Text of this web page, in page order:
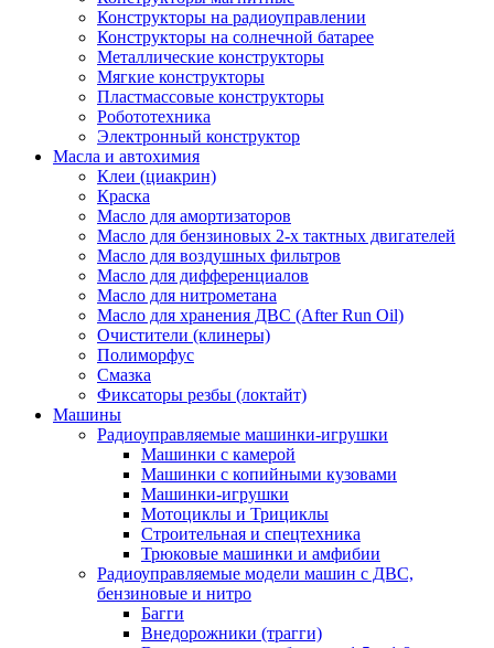
Конструкторы на радиоуправлении
Конструкторы на солнечной батарее
Металлические конструкторы
Мягкие конструкторы
Пластмассовые конструкторы
Робототехника
Электронный конструктор
Масла и автохимия
Клеи (циакрин)
Краска
Масло для амортизаторов
Масло для бензиновых 2-х тактных двигателей
Масло для воздушных фильтров
Масло для дифференциалов
Масло для нитрометана
Масло для хранения ДВС (After Run Oil)
Очистители (клинеры)
Полиморфус
Смазка
Фиксаторы резбы (локтайт)
Машины
Радиоуправляемые машинки-игрушки
Машинки с камерой
Машинки с копийными кузовами
Машинки-игрушки
Мотоциклы и Трициклы
Строительная и спецтехника
Трюковые машинки и амфибии
Радиоуправляемые модели машин с ДВС,
бензиновые и нитро
Багги
Внедорожники (трагги)